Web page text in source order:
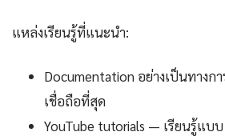
แหล่งเรียนรู้ที่แนะนำ:
Documentation อย่างเป็นทาง
เชื่อถือที่สุด
YouTube tutorials — เรียนรู้แบบ